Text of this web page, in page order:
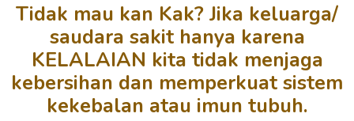
Tidak mau kan Kak? Jika keluarga/
saudara sakit hanya karena
KELALAIAN kita tidak menjaga
kebersihan dan memperkuat sistem
kekebalan atau imun tubuh.